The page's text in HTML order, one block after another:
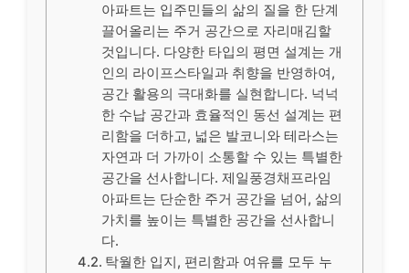
아파트는 입주민들의 삶의 질을 한 단계
끌어올리는 주거 공간으로 자리매김할
것입니다. 다양한 타입의 평면 설계는 개
인의 라이프스타일과 취향을 반영하여,
공간 활용의 극대화를 실현합니다. 넉넉
한 수납 공간과 효율적인 동선 설계는 편
리함을 더하고, 넓은 발코니와 테라스는
자연과 더 가까이 소통할 수 있는 특별한
공간을 선사합니다. 제일풍경채프라임
아파트는 단순한 주거 공간을 넘어, 삶의
가치를 높이는 특별한 공간을 선사합니
다.
탁월한 입지, 편리함과 여유를 모두 누